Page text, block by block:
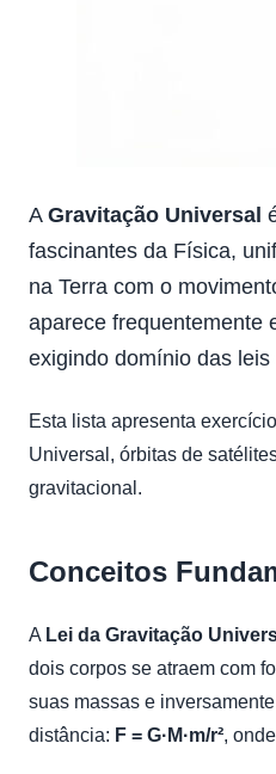
A Gravitação Universal
fascinantes da Física,
na Terra com o
aparece frequentemente
exigindo domínio das
Esta lista apresenta
Universal, órbitas de
gravitacional.
Conceitos
A Lei da Gravitação
dois corpos se atraem com
suas massas e
distância: F = G·M·m/r², onde